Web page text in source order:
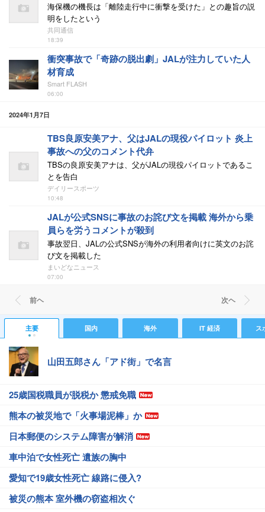
海保機の機長は「離陸走行中に衝撃を受けた」との趣旨の説
明をしたという
共同通信
18:39
衝突事故で「奇跡の脱出劇」JALが注力していた人
材育成
Smart FLASH
06:00
2024年1月7日
TBS良原安美アナ、父はJALの現役パイロット 炎上
事故への父のコメント代弁
TBSの良原安美アナは、父がJALの現役パイロットであるこ
とを告白
デイリースポーツ
10:48
JALが公式SNSに事故のお詫び文を掲載 海外から乗
員らを労うコメントが殺到
事故翌日、JALの公式SNSが海外の利用者向けに英文のお詫
び文を掲載した
まいどなニュース
07:00
前ヘ 次ヘ
主要 国内 海外 IT 経済 ス
山田五郎さん「アド街」で名言
25歳国税職員が脱税か 懲戒免職
熊本の被災地で「火事場泥棒」か
日本郵便のシステム障害が解消
車中泊で女性死亡 遺族の胸中
愛知で19歳女性死亡 線路に侵入?
被災の熊本 室外機の窃盗相次ぐ